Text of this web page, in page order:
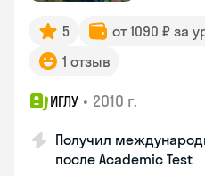
5 от 1090 ₽ за
1 отзыв
ИГЛУ • 2010 г.
Получил
после Academic Test